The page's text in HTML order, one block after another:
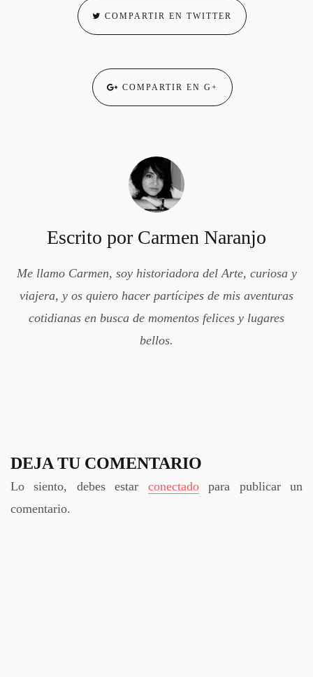
COMPARTIR EN TWITTER
COMPARTIR EN G+
Escrito por Carmen Naranjo
Me llamo Carmen, soy historiadora del Arte, curiosa y
viajera, y os quiero hacer partícipes de mis aventuras
cotidianas en busca de momentos felices y lugares
bellos.
DEJA TU COMENTARIO
Lo siento, debes estar conectadopara publicar un
comentario.